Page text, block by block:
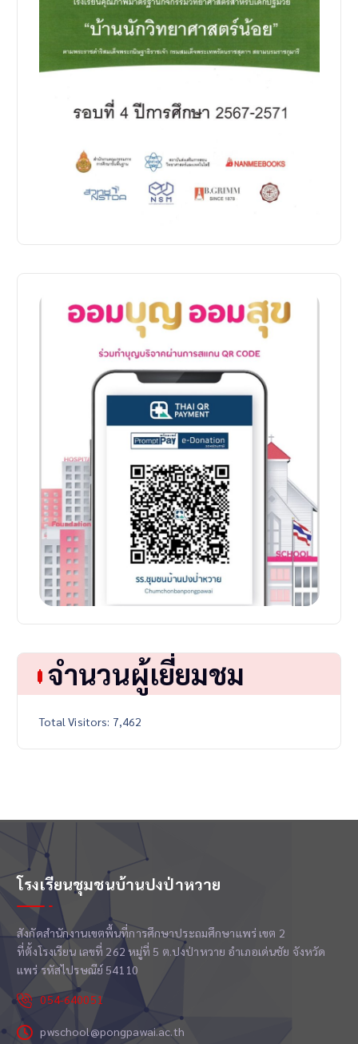
จำนวนผู้เยี่ยมชม
Total Visitors: 7,462
โรงเรียนชุมชนบ้านปงป่าหวาย
สังกัดสำนักงานเขตพื้นที่การศึกษาประถมศึกษาแพร่ เขต 2
ที่ตั้งโรงเรียน เลขที่ 262 หมู่ที่ 5 ต.ปงป่าหวาย อำเภอเด่นชัย จังหวัด
แพร่ รหัสไปรษณีย์ 54110
054-640051
pwschool@pongpawai.ac.th